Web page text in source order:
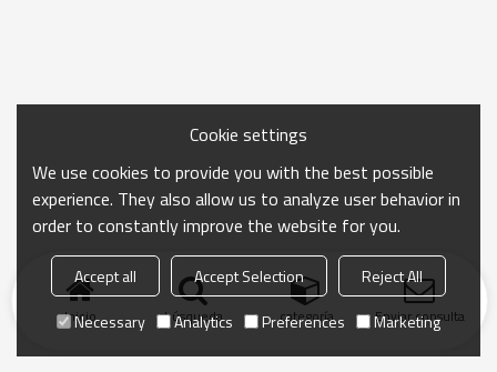
Inicio búsqueda categoría Enviar consulta
Cookie settings
We use cookies to provide you with the best possible
experience. They also allow us to analyze user behavior in
order to constantly improve the website for you.
Accept all Accept Selection
Reject All
Necessary
Analytics Preferences Marketing